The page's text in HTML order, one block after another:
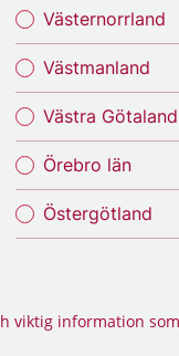
Västernorrland
Västmanland
Västra Götaland
Örebro län
Östergötland
viktig information